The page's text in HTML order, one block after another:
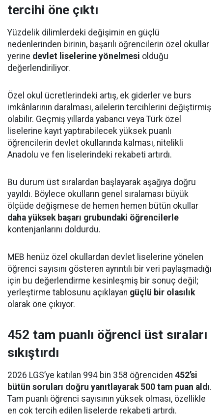
tercihi öne çıktı
Yüzdelik dilimlerdeki değişimin en güçlü
nedenlerinden birinin, başarılı öğrencilerin özel okullar
yerine devlet liselerine yönelmesi olduğu
değerlendiriliyor.
Özel okul ücretlerindeki artış, ek giderler ve burs
imkânlarının daralması, ailelerin tercihlerini değiştirmiş
olabilir. Geçmiş yıllarda yabancı veya Türk özel
liselerine kayıt yaptırabilecek yüksek puanlı
öğrencilerin devlet okullarında kalması, nitelikli
Anadolu ve fen liselerindeki rekabeti artırdı.
Bu durum üst sıralardan başlayarak aşağıya doğru
yayıldı. Böylece okulların genel sıralaması büyük
ölçüde değişmese de hemen hemen bütün okullar
daha yüksek başarı grubundaki öğrencilerle
kontenjanlarını doldurdu.
MEB henüz özel okullardan devlet liselerine yönelen
öğrenci sayısını gösteren ayrıntılı bir veri paylaşmadığı
için bu değerlendirme kesinleşmiş bir sonuç değil;
yerleştirme tablosunu açıklayan güçlü bir olasılık
olarak öne çıkıyor.
452 tam puanlı öğrenci üst sıraları
sıkıştırdı
2026 LGS’ye katılan 994 bin 358 öğrenciden 452’si
bütün soruları doğru yanıtlayarak 500 tam puan aldı.
Tam puanlı öğrenci sayısının yüksek olması, özellikle
en çok tercih edilen liselerde rekabeti artırdı.